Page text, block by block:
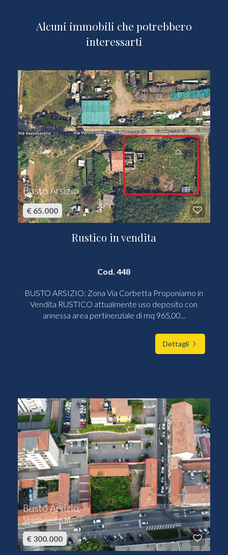
Alcuni immobili che potrebbero
interessarti
Busto Arsizio
€ 65.000
Rustico in vendita
Cod. 448
BUSTO ARSIZIO: Zona Via Corbetta Proponiamo in
Vendita RUSTICO attualmente uso deposito con
annessa area pertinenziale di mq 965,00...
Dettagli
Busto Arsizio
Stazione F.n.m.
€ 300.000